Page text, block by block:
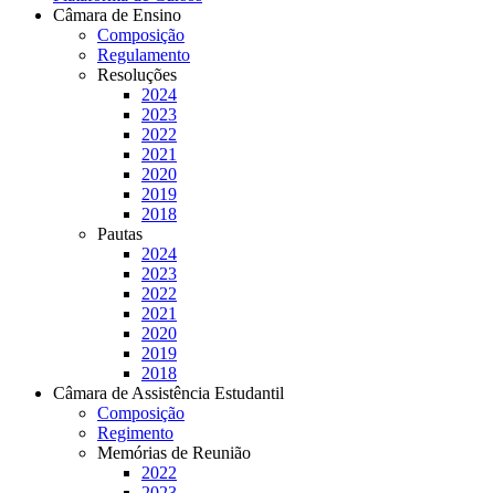
Câmara de Ensino
Composição
Regulamento
Resoluções
2024
2023
2022
2021
2020
2019
2018
Pautas
2024
2023
2022
2021
2020
2019
2018
Câmara de Assistência Estudantil
Composição
Regimento
Memórias de Reunião
2022